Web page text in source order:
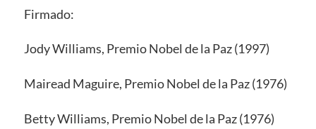
Firmado:
Jody Williams, Premio Nobel de la Paz (1997)
Mairead Maguire, Premio Nobel de la Paz (1976)
Betty Williams, Premio Nobel de la Paz (1976)